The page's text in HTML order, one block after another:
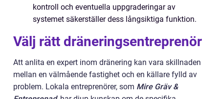
kontroll och eventuella uppgraderingar av
systemet säkerställer dess långsiktiga funktion.
Välj rätt dräneringsentreprenör
Att anlita en expert inom dränering kan vara skillnaden
mellan en välmående fastighet och en källare fylld av
problem. Lokala entreprenörer, som Mire Gräv &